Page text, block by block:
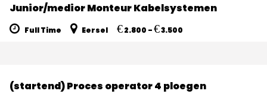
Junior/medior Monteur Kabelsystemen
Full Time Eersel €2.800 -€3.500
(startend) Proces operator 4 ploegen